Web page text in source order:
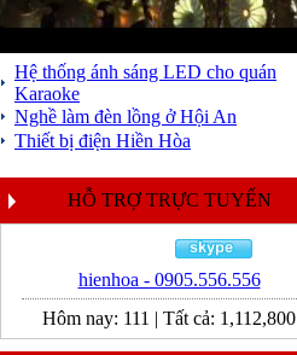
Hệ thống ánh sáng LED cho quán
Karaoke
Nghề làm đèn lồng ở Hội An
Thiết bị điện Hiền Hòa
HỖ TRỢ TRỰC TUYẾN
hienhoa - 0905.556.556
Hôm nay: 111 | Tất cả: 1,112,800